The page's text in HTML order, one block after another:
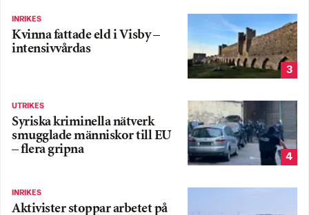
INRIKES
Kvinna fattade eld i Visby –
intensivvårdas
3
UTRIKES
Syriska kriminella nätverk
smugglade människor till EU
– flera gripna
4
INRIKES
Aktivister stoppar arbetet på